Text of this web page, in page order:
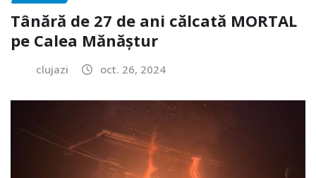
Tânără de 27 de ani călcată MORTAL
pe Calea Mănăștur
clujazi oct. 26, 2024